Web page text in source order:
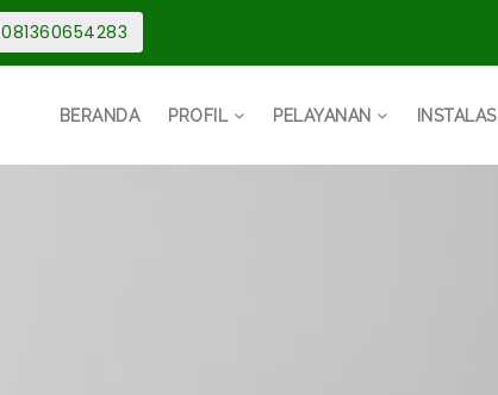
081360654283
BERANDA PROFIL PELAYANAN INSTALASI